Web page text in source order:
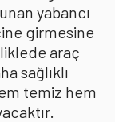
yabancı
girmesine
araç
sağlıklı
temiz hem